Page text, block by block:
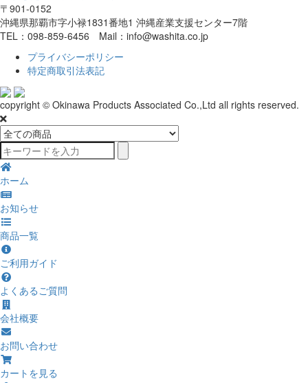
〒901-0152
沖縄県那覇市字小禄1831番地1 沖縄産業支援センター7階
TEL：098-859-6456 Mail：info@washita.co.jp
プライバシーポリシー
特定商取引法表記
copyright © Okinawa Products Associated Co.,Ltd all rights reserved.
ホーム
お知らせ
商品一覧
ご利用ガイド
よくあるご質問
会社概要
お問い合わせ
カートを見る